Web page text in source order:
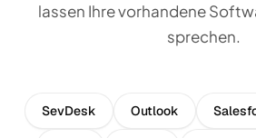
lassen Ihre vorhandene
sprechen.
SevDesk Outlook